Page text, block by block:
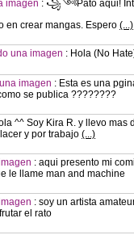
imagen : ꧁༺Pato aqui!
en crear mangas. Espero(...)
una imagen : Hola (No
imagen : Esta es una
se publica ????????
^^ Soy Kira R. y llevo mas
y por trabajo(...)
:aqui presento mi
le llame man and machine
:soy un artista
el rato